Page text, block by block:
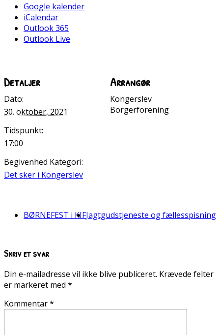
Google kalender
iCalendar
Outlook 365
Outlook Live
Detaljer
Dato:
30. oktober, 2021
Tidspunkt:
17:00
Begivenhed Kategori:
Det sker i Kongerslev
Arrangør
Kongerslev
Borgerforening
BØRNEFEST i KIFJagtgudstjeneste og fællesspisning
Skriv et svar
Din e-mailadresse vil ikke blive publiceret. Krævede felter
er markeret med *
Kommentar*